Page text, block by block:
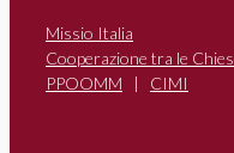
Missio Italia
Cooperazione tra le
PPOOMM | CIMI